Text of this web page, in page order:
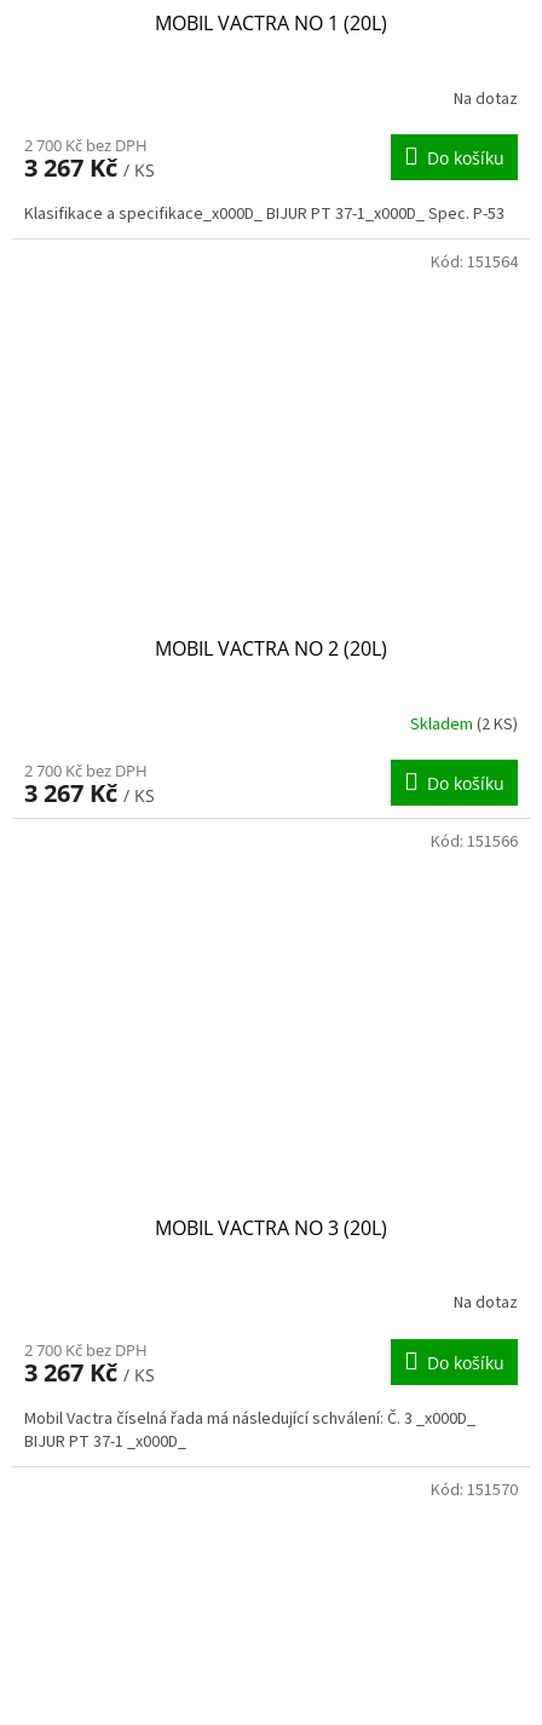
MOBIL VACTRA NO 1 (20L)
Na dotaz
2 700 Kč bez DPH
3 267 Kč / KS
Do košíku
Klasifikace a specifikace_x000D_ BIJUR PT 37-1_x000D_ Spec. P-53
MOBIL VACTRA NO 2 (20L)
Skladem (2 KS)
2 700 Kč bez DPH
3 267 Kč / KS
Do košíku
Kód: 151564
MOBIL VACTRA NO 3 (20L)
Na dotaz
2 700 Kč bez DPH
3 267 Kč / KS
Do košíku
Mobil Vactra číselná řada má následující schválení: Č. 3 _x000D_
BIJUR PT 37-1 _x000D_
Kód: 151566
Kód: 151570